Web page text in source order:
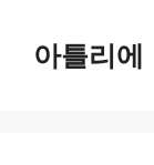
content아틀리에